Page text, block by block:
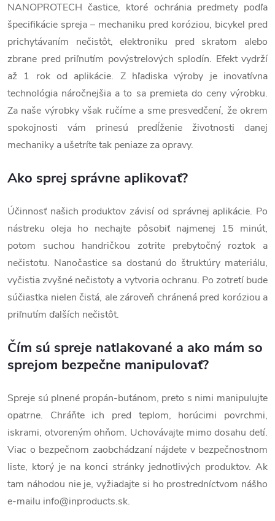
NANOPROTECH častice, ktoré ochránia predmety podľa
špecifikácie spreja – mechaniku pred koróziou, bicykel pred
prichytávaním nečistôt, elektroniku pred skratom alebo
zbrane pred priľnutím povýstrelových splodín. Efekt vydrží
až 1 rok od aplikácie. Z hľadiska výroby je inovatívna
technológia náročnejšia a to sa premieta do ceny výrobku.
Za naše výrobky však ručíme a sme presvedčení, že okrem
spokojnosti vám prinesú predĺženie životnosti danej
mechaniky a ušetríte tak peniaze za opravy.
Ako sprej správne aplikovať?
Účinnosť našich produktov závisí od správnej aplikácie. Po
nástreku oleja ho nechajte pôsobiť najmenej 15 minút,
potom suchou handričkou zotrite prebytočný roztok a
nečistotu. Nanočastice sa dostanú do štruktúry materiálu,
vyčistia zvyšné nečistoty a vytvoria ochranu. Po zotretí bude
súčiastka nielen čistá, ale zároveň chránená pred koróziou a
priľnutím ďalších nečistôt.
Čím sú spreje natlakované a ako mám so
sprejom bezpečne manipulovať?
Spreje sú plnené propán-butánom, preto s nimi manipulujte
opatrne. Chráňte ich pred teplom, horúcimi povrchmi,
iskrami, otvoreným ohňom. Uchovávajte mimo dosahu detí.
Viac o bezpečnom zaobchádzaní nájdete v bezpečnostnom
liste, ktorý je na konci stránky jednotlivých produktov. Ak
tam náhodou nie je, vyžiadajte si ho prostredníctvom nášho
e-mailu info@inproducts.sk.